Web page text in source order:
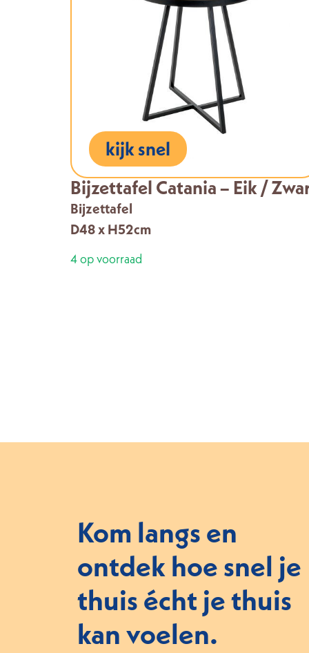
kijk snel
Bijzettafel Catania – Eik /
Bijzettafel
D48 x H52cm
4 op voorraad
Kom langs en
ontdek hoe snel je
thuis écht je thuis
kan voelen.